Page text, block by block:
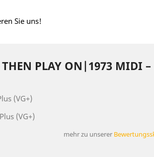
Sie uns!
THEN PLAY ON|1973 MIDI ‎–
(VG+)
(VG+)
mehr zu unserer